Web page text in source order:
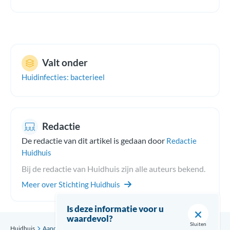
Valt onder
Huidinfecties: bacterieel
Redactie
De redactie van dit artikel is gedaan door Redactie
Huidhuis
Bij de redactie van Huidhuis zijn alle auteurs bekend.
Meer over Stichting Huidhuis
Huidhuis Aandoening
Is deze informatie voor u
waardevol?
Sluiten